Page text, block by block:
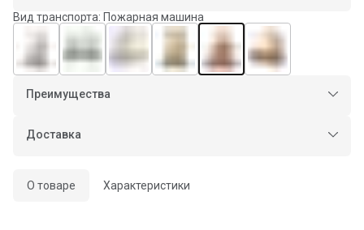
Вид транспорта: Пожарная машина
Преимущества
Оплата частями в Сплит
Оплата — картой или СБП
Доставка
О товаре Характеристики